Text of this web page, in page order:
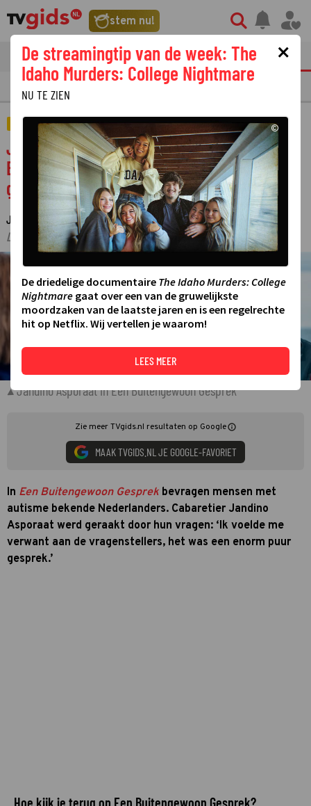
stem nu!
tvgids streaming nieuws
GOUDEN TELEVIZIER-RING
STERREN
Jandino Asporaat laat zich interviewen in
Een Buitengewoon Gesprek: 'Erg door
geraakt'
JEROEN KEIJZER·1 JUNI 2025 10:00·
LAATSTE UPDATE:02-06-25 09:50
Jandino Asporaat in Een Buitengewoon Gesprek
Zie meer TVgids.nl resultaten op Google
MAAK TVGIDS.NL JE GOOGLE-FAVORIET
In Een Buitengewoon Gesprek bevragen mensen met
autisme bekende Nederlanders. Cabaretier Jandino
Asporaat werd geraakt door hun vragen: ‘Ik voelde me
verwant aan de vragenstellers, het was een enorm puur
gesprek.’
Hoe kijk je terug op Een Buitengewoon Gesprek?
×
De streamingtip van de week: The
Idaho Murders: College Nightmare
NU TE ZIEN
©
De driedelige documentaire The Idaho Murders: College
Nightmare gaat over een van de gruwelijkste
moordzaken van de laatste jaren en is een regelrechte
hit op Netflix. Wij vertellen je waarom!
LEES MEER